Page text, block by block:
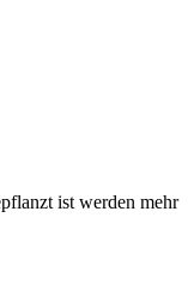
ist werden mehr